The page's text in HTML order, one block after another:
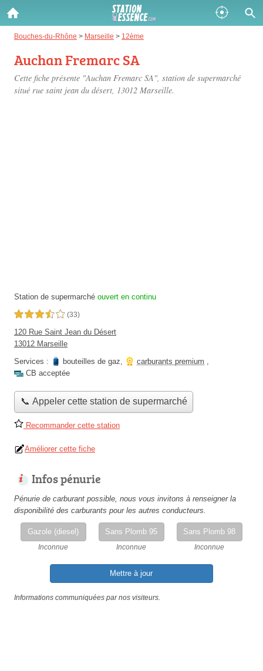
Bouches-du-Rhône > Marseille > 12ème
Auchan Fremarc SA
Cette fiche présente "Auchan Fremarc SA", station de supermarché
situé rue saint jean du désert, 13012 Marseille.
Station de supermarché ouvert en continu
3,5 étoiles sur 5 (33)
120 Rue Saint Jean du Désert
13012 Marseille
Services :
bouteilles de gaz, carburants premium ,
CB acceptée
📞 Appeler cette station de supermarché
Recommander cette station
Améliorer cette fiche
Infos pénurie
Pénurie de carburant possible, nous vous invitons à renseigner la
disponibilité des carburants pour les autres conducteurs.
Gazole (diesel)
Inconnue
Sans Plomb 95
Inconnue
Sans Plomb 98
Inconnue
Mettre à jour
Informations communiquées par nos visiteurs.
Gazole :
Disponible
SP 98 :